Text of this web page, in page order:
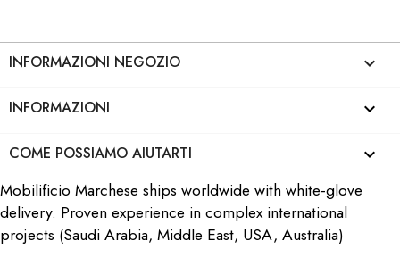
INFORMAZIONI NEGOZIO keyboard_arrow_down
INFORMAZIONI 
COME POSSIAMO AIUTARTI 
Mobilificio Marchese ships worldwide with white-glove
delivery. Proven experience in complex international
projects (Saudi Arabia, Middle East, USA, Australia)